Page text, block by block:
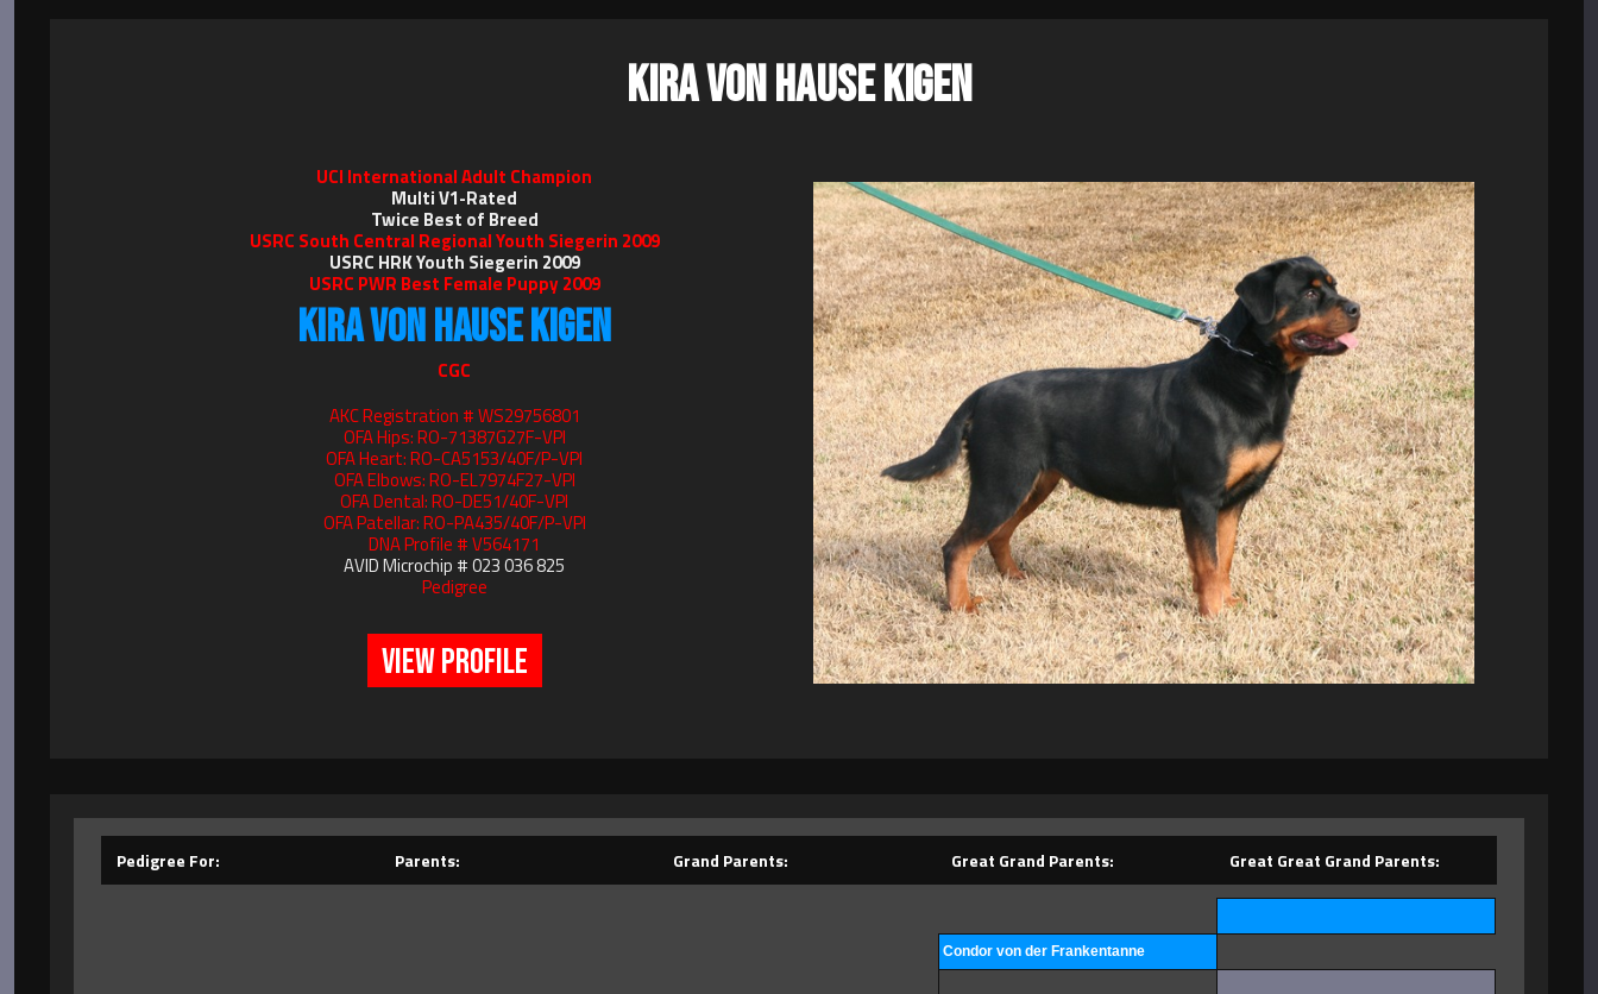
KIRA VON HAUSE KIGEN
UCI International Adult Champion
Multi V1-Rated
Twice Best of Breed
USRC South Central Regional Youth Siegerin 2009
USRC HRK Youth Siegerin 2009
USRC PWR Best Female Puppy 2009
KIRA VON HAUSE KIGEN
CGC
AKC Registration # WS29756801
OFA Hips: RO-71387G27F-VPI
OFA Heart: RO-CA5153/40F/P-VPI
OFA Elbows: RO-EL7974F27-VPI
OFA Dental: RO-DE51/40F-VPI
OFA Patellar: RO-PA435/40F/P-VPI
DNA Profile # V564171
AVID Microchip # 023 036 825
Pedigree
VIEW PROFILE
Pedigree For: Parents: Grand Parents: Great Grand Parents: Great Great Grand Parents:
Condor von der Frankentanne